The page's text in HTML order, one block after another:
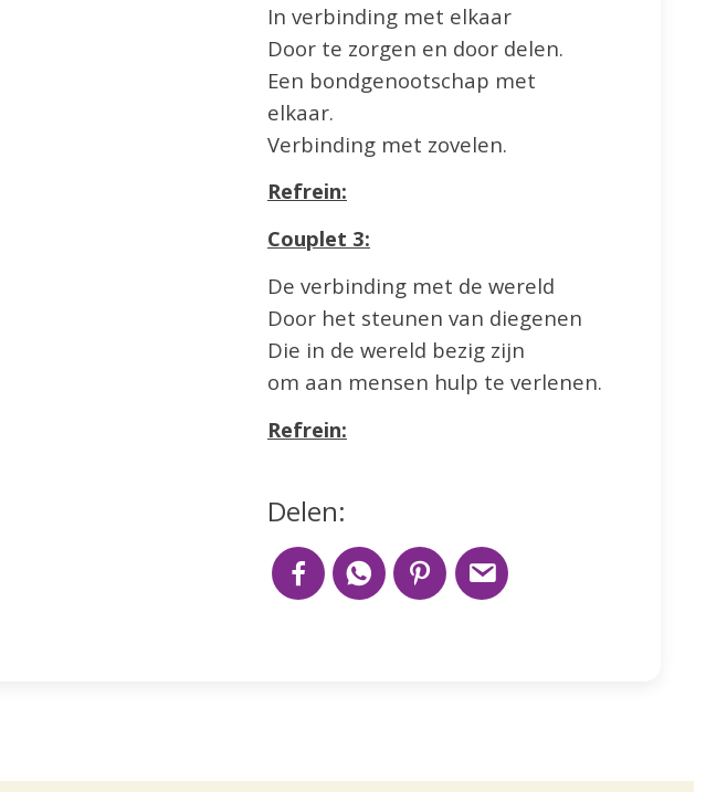
In verbinding met elkaar
Door te zorgen en door delen.
Een bondgenootschap met
elkaar.
Verbinding met zovelen.
Refrein:
Couplet 3:
De verbinding met de wereld
Door het steunen van diegenen
Die in de wereld bezig zijn
om aan mensen hulp te verlenen.
Refrein:
Delen: